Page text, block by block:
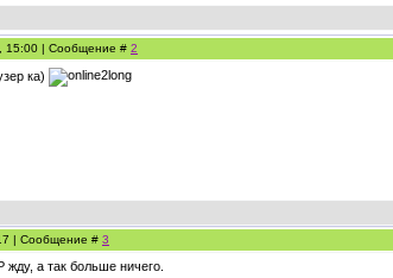
15:00 | Сообщение # 2
ка)
| Сообщение # 3
а так больше ничего.